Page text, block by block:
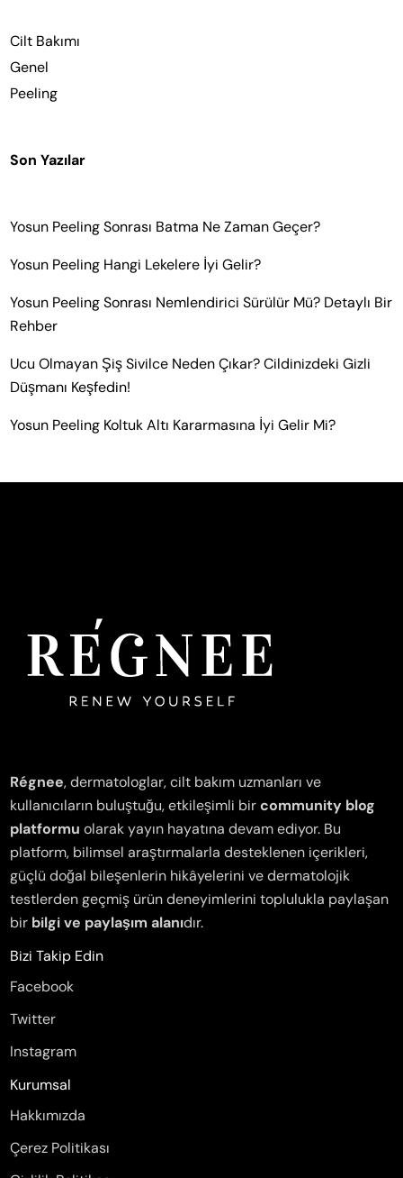
Cilt Bakımı
Genel
Peeling
Son Yazılar
Yosun Peeling Sonrası Batma Ne Zaman Geçer?
Yosun Peeling Hangi Lekelere İyi Gelir?
Yosun Peeling Sonrası Nemlendirici Sürülür Mü? Detaylı Bir
Rehber
Ucu Olmayan Şiş Sivilce Neden Çıkar? Cildinizdeki Gizli
Düşmanı Keşfedin!
Yosun Peeling Koltuk Altı Kararmasına İyi Gelir Mi?
Régnee, dermatologlar, cilt bakım uzmanları ve
kullanıcıların buluştuğu, etkileşimli bircommunity blog
platformu olarak yayın hayatına devam ediyor. Bu
platform, bilimsel araştırmalarla desteklenen içerikleri,
güçlü doğal bileşenlerin hikâyelerini ve dermatolojik
testlerden geçmiş ürün deneyimlerini toplulukla paylaşan
bir bilgi ve paylaşım alanıdır.
Bizi Takip Edin
Facebook
Twitter
Instagram
Kurumsal
Hakkımızda
Çerez Politikası